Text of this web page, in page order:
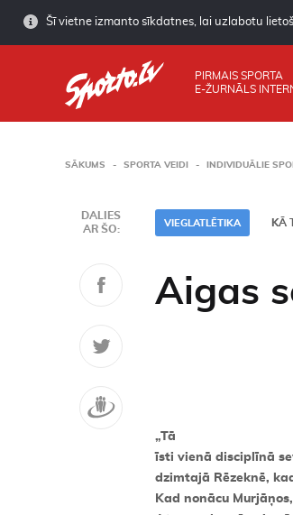
Šī vietne izmanto sīkdatnes, lai uzlabotu
PIRMAIS SPORTA
E-ŽURNĀLS
SĀKUMS SPORTA VEIDI INDIVIDUĀLIE
DALIES
AR ŠO:
VIEGLATLĒTIKA KĀ
Aigas
„Tā
īsti vienā disciplīnā
dzimtajā Rēzeknē,
Kad nonācu